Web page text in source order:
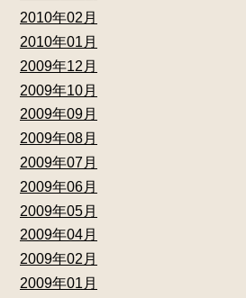
2010年02月
2010年01月
2009年12月
2009年10月
2009年09月
2009年08月
2009年07月
2009年06月
2009年05月
2009年04月
2009年02月
2009年01月